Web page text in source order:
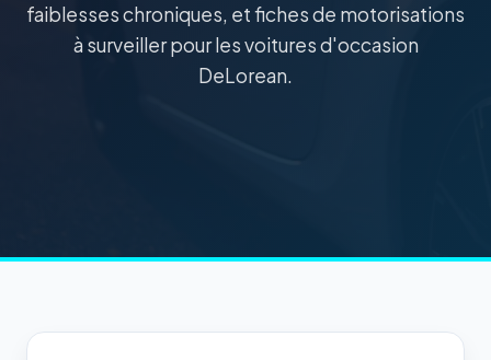
faiblesses chroniques, et fiches de motorisations
à surveiller pour les voitures d'occasion
DeLorean.